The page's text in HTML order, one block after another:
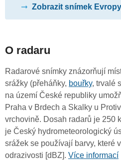
Zobrazit snímek Evropy
O radaru
Radarové snímky znázorňují
srážky (přeháňky, bouřky, trvalé
na území České republiky
Praha v Brdech a Skalky u
vrchovině. Dosah radarů je 250
je Český hydrometeorologický
srážek se používají barvy, které
odrazivosti [dBZ]. Více informací